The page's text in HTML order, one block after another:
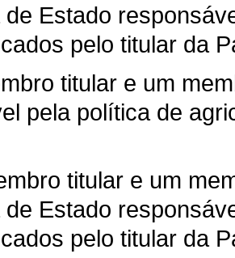
Estado
pelo titular da
titular e um
pela política de
titular e um
Estado
pelo titular da